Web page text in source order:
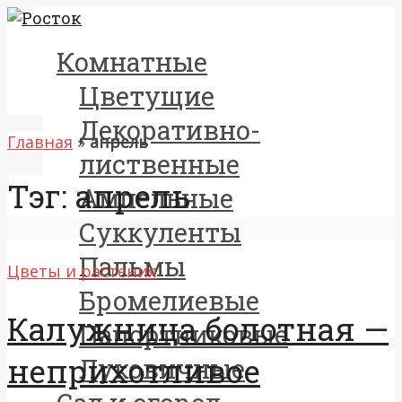
Комнатные
Цветущие
Декоративно-
лиственные
Ампельные
Суккуленты
Пальмы
Бромелиевые
Папортниковые
Луковичные
Главная »апрель
Тэг: апрель
Цветы и растения
Калужница болотная —
неприхотливое